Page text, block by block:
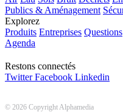
Publics & Aménagement
Explorez
Produits Entreprises Questions
Agenda
Restons connectés
TwitterFacebook Linkedin
© 2026 Copyright Alphamedia